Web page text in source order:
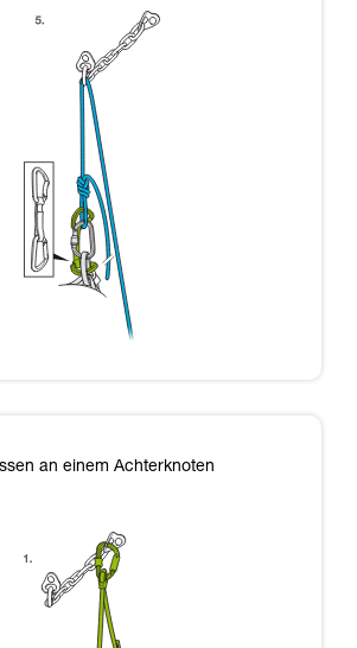
an einem Achterknoten